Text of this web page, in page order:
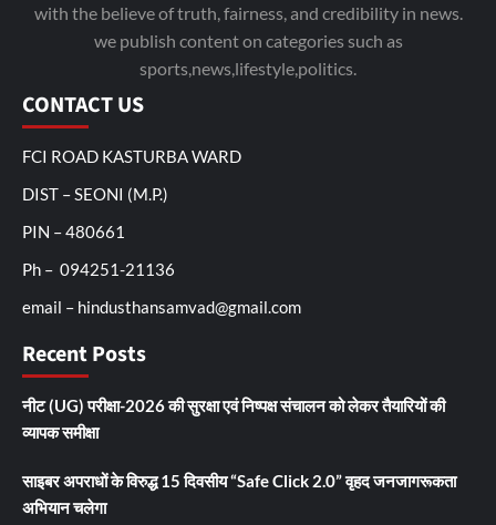
with the believe of truth, fairness, and credibility in news.
we publish content on categories such as
sports,news,lifestyle,politics.
CONTACT US
FCI ROAD KASTURBA WARD
DIST – SEONI (M.P.)
PIN – 480661
Ph – 094251-21136
email – hindusthansamvad@gmail.com
Recent Posts
नीट (UG) परीक्षा-2026 की सुरक्षा एवं निष्पक्ष संचालन को लेकर तैयारियों की
व्यापक समीक्षा
साइबर अपराधों के विरुद्ध 15 दिवसीय “Safe Click 2.0” वृहद जनजागरूकता
अभियान चलेगा